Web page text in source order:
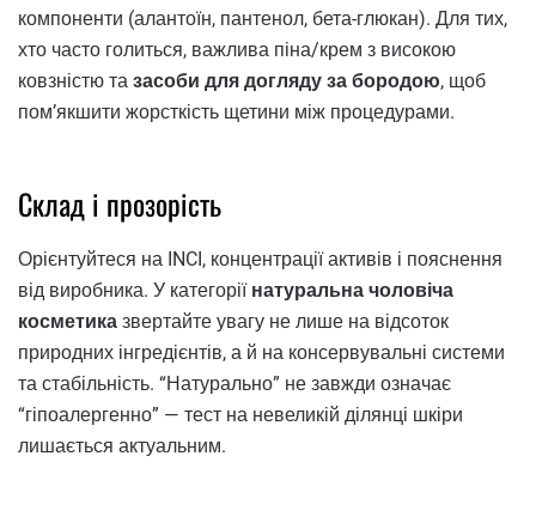
компоненти (алантоїн, пантенол, бета-глюкан). Для тих,
хто часто голиться, важлива піна/крем з високою
ковзністю та засоби для догляду за бородою, щоб
пом’якшити жорсткість щетини між процедурами.
Склад і прозорість
Орієнтуйтеся на INCI, концентрації активів і пояснення
від виробника. У категорії натуральна чоловіча
косметика звертайте увагу не лише на відсоток
природних інгредієнтів, а й на консервувальні системи
та стабільність. “Натурально” не завжди означає
“гіпоалергенно” — тест на невеликій ділянці шкіри
лишається актуальним.